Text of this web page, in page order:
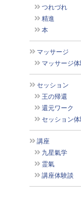
つれづれ
精進
本
マッサージ
マッサージ体
セッション
王の帰還
還元ワーク
セッション体
講座
九星氣学
霊氣
講座体験談